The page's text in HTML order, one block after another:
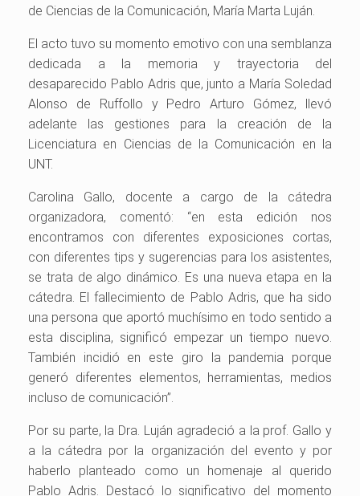
de Ciencias de la Comunicación, María Marta Luján.
El acto tuvo su momento emotivo con una semblanza
dedicada a la memoria y trayectoria del
desaparecido Pablo Adris que, junto a María Soledad
Alonso de Ruffollo y Pedro Arturo Gómez, llevó
adelante las gestiones para la creación de la
Licenciatura en Ciencias de la Comunicación en la
UNT.
Carolina Gallo, docente a cargo de la cátedra
organizadora, comentó: “en esta edición nos
encontramos con diferentes exposiciones cortas,
con diferentes tips y sugerencias para los asistentes,
se trata de algo dinámico. Es una nueva etapa en la
cátedra. El fallecimiento de Pablo Adris, que ha sido
una persona que aportó muchísimo en todo sentido a
esta disciplina, significó empezar un tiempo nuevo.
También incidió en este giro la pandemia porque
generó diferentes elementos, herramientas, medios
incluso de comunicación”.
Por su parte, la Dra. Luján agradeció a la prof. Gallo y
a la cátedra por la organización del evento y por
haberlo planteado como un homenaje al querido
Pablo Adris. Destacó lo significativo del momento